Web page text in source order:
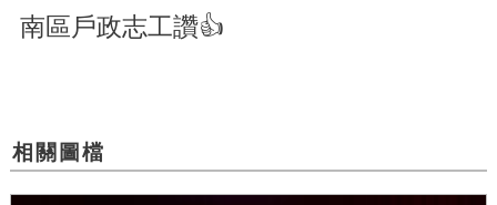
南區戶政志工讚👍
相關圖檔